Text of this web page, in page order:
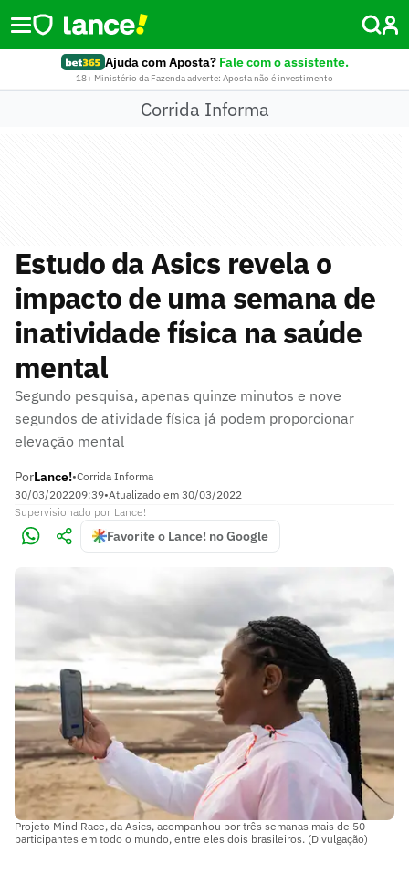
Ajuda com Aposta? Fale com o assistente.
18+ Ministério da Fazenda adverte: Aposta não é investimento
Corrida Informa
Estudo da Asics revela o
impacto de uma semana de
inatividade física na saúde
mental
Segundo pesquisa, apenas quinze minutos e nove
segundos de atividade física já podem proporcionar
elevação mental
PorLance!•Corrida Informa
30/03/202209:39•Atualizado em 30/03/2022
Supervisionado por Lance!
Favorite o Lance! no Google
Projeto Mind Race, da Asics, acompanhou por três semanas mais de 50
participantes em todo o mundo, entre eles dois brasileiros. (Divulgação)